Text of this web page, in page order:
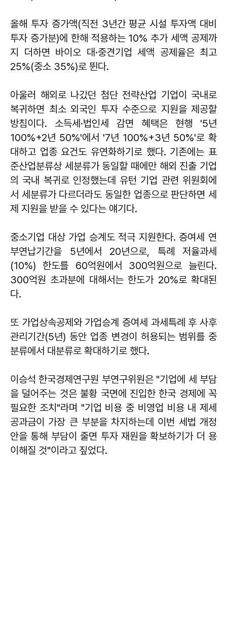
올해 투자 증가액(직전 3년간 평균 시설 투자액 대비
투자 증가분)에 한해 적용하는 10% 추가 세액 공제까
지 더하면 바이오 대·중견기업 세액 공제율은 최고
25%(중소 35%)로 뛴다.
아울러 해외로 나갔던 첨단 전략산업 기업이 국내로
복귀하면 최소 외국인 투자 수준으로 지원을 제공할
방침이다. 소득세·법인세 감면 혜택은 현행 '5년
100%+2년 50%'에서 '7년 100%+3년 50%'로 확
대하고 업종 요건도 유연화하기로 했다. 기존에는 표
준산업분류상 세분류가 동일할 때에만 해외 진출 기업
의 국내 복귀로 인정했는데 유턴 기업 관련 위원회에
서 세분류가 다르더라도 동일한 업종으로 판단하면 세
제 지원을 받을 수 있다는 얘기다.
중소기업 대상 가업 승계도 적극 지원한다. 증여세 연
부연납기간을 5년에서 20년으로, 특례 저율과세
(10%) 한도를 60억원에서 300억원으로 늘린다.
300억원 초과분에 대해서는 한도가 20%로 확대된
다.
또 가업상속공제와 가업승계 증여세 과세특례 후 사후
관리기간(5년) 동안 업종 변경이 허용되는 범위를 중
분류에서 대분류로 확대하기로 했다.
이승석 한국경제연구원 부연구위원은 "기업에 세 부담
을 덜어주는 것은 불황 국면에 진입한 한국 경제에 꼭
필요한 조치"라며 "기업 비용 중 비영업 비용 내 제세
공과금이 가장 큰 부분을 차지하는데 이번 세법 개정
안을 통해 부담이 줄면 투자 재원을 확보하기가 더 용
이해질 것"이라고 짚었다.